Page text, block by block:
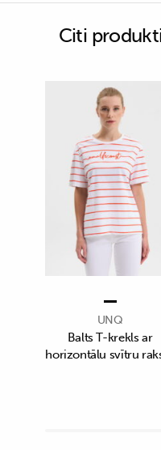
Citi
UNQ
Balts T-krekls ar
horizontālu svītru